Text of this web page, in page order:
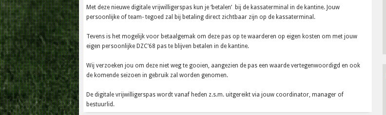
Met deze nieuwe digitale vrijwilligerspas kun je ‘betalen’ bij de kassaterminal in de kantine. Jouw
persoonlijke of team- tegoed zal bij betaling direct zichtbaar zijn op de kassaterminal.
Tevens is het mogelijk voor betaalgemak om deze pas op te waarderen op eigen kosten om met jouw
eigen persoonlijke DZC’68 pas te blijven betalen in de kantine.
Wij verzoeken jou om deze niet weg te gooien, aangezien de pas een waarde vertegenwoordigd en ook
de komende seizoen in gebruik zal worden genomen.
De digitale vrijwilligerspas wordt vanaf heden z.s.m. uitgereikt via jouw coordinator, manager of
bestuurlid.